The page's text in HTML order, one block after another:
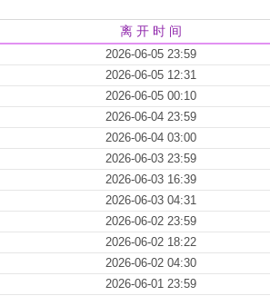
离 开 时 间
2026-06-05 23:59
2026-06-05 12:31
2026-06-05 00:10
2026-06-04 23:59
2026-06-04 03:00
2026-06-03 23:59
2026-06-03 16:39
2026-06-03 04:31
2026-06-02 23:59
2026-06-02 18:22
2026-06-02 04:30
2026-06-01 23:59